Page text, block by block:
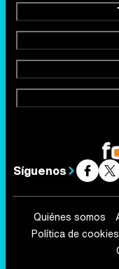
Síguenos
Quiénes somos
Política de cookies